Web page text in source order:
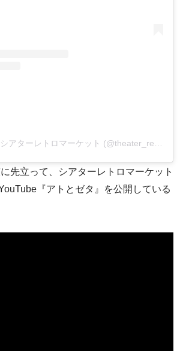
A post shared by シアターレトロマーケット (@theater_retro)
先立って、シアターレトロマーケット
『アトとゼタ』を公開している